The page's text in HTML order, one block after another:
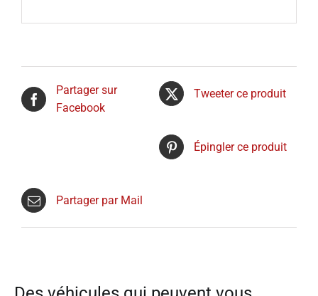
Partager sur
Facebook
Tweeter ce produit
Épingler ce produit
Partager par Mail